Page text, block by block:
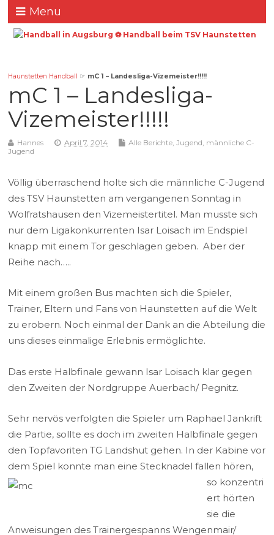
Menu
Haunstetten Handball ☞ mC 1 – Landesliga-Vizemeister!!!!!
mC 1 – Landesliga-
Vizemeister!!!!!
Hannes April 7, 2014 Alle Berichte,Jugend, männliche C-
Jugend
Völlig überraschend holte sich die männliche C-Jugend
des TSV Haunstetten am vergangenen Sonntag in
Wolfratshausen den Vizemeistertitel. Man musste sich
nur dem Ligakonkurrenten Isar Loisach im Endspiel
knapp mit einem Tor geschlagen geben. Aber der
Reihe nach…..
Mit einem großen Bus machten sich die Spieler,
Trainer, Eltern und Fans von Haunstetten auf die Welt
zu erobern. Noch einmal der Dank an die Abteilung die
uns dieses einmalige Erlebnis ermöglichte.
Das erste Halbfinale gewann Isar Loisach klar gegen
den Zweiten der Nordgruppe Auerbach/ Pegnitz.
Sehr nervös verfolgten die Spieler um Raphael Jankrift
die Partie, sollte es doch im zweiten Halbfinale gegen
den Topfavoriten TG Landshut gehen. In der Kabine vor
dem Spiel konnte man eine Stecknadel fallen hören,
so konzentri
ert hörten
sie die
Anweisungen des Trainergespanns Wengenmair/